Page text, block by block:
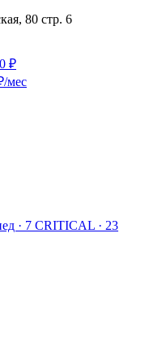
80 стр. 6
₽
мес
· 7 CRITICAL · 23